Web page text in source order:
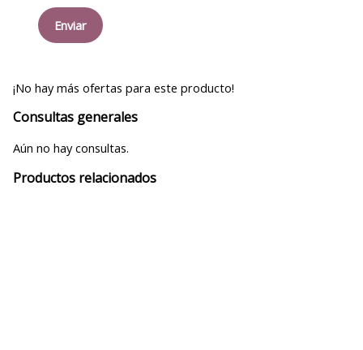
¡No hay más ofertas para este producto!
Consultas generales
Aún no hay consultas.
Productos relacionados